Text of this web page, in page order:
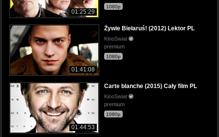
01:25:29
1080p
01:41:08
Żywie Biełaruś! (2012) Lektor PL
KinoSwiat
premium
1080p
01:44:53
Carte blanche (2015) Cały film PL
KinoSwiat
premium
1080p